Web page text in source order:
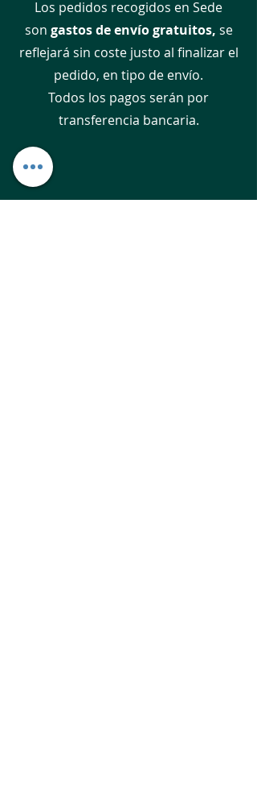
Los pedidos recogidos en Sede
son gastos de envío gratuitos, se
reflejará sin coste justo al finalizar el
pedido, en tipo de envío.
Todos los pagos serán por
transferencia bancaria.